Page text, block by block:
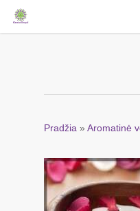
Skip
Pradžia » Aromatinė